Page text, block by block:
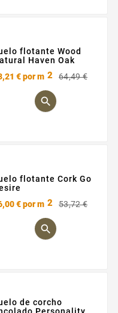
flotante Wood
Haven Oak
€por m 2 64,49 €

flotante Cork Go
€por m 2 53,72 €

de corcho
Personality